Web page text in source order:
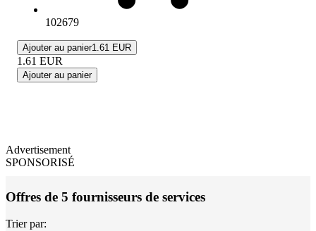
102679
Ajouter au panier1.61 EUR
1.61 EUR
Ajouter au panier
Advertisement
SPONSORISÉ
Offres de 5 fournisseurs de services
Trier par: